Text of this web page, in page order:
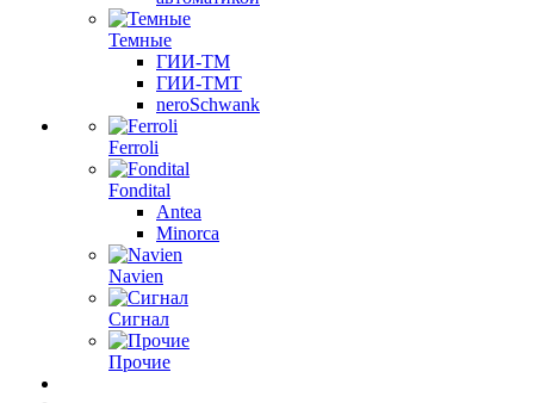
Темные
ГИИ-ТМ
ГИИ-ТМТ
neroSchwank
Ferroli
Fondital
Antea
Minorca
Navien
Сигнал
Прочие